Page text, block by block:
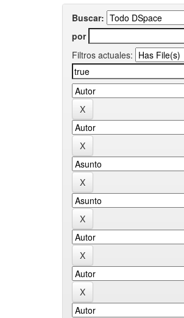
Buscar:
por
Filtros actuales: